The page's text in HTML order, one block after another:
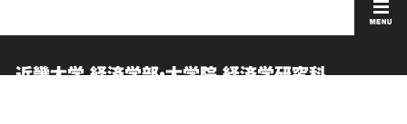
近畿大学 経済学部・大学院 経済学研究科